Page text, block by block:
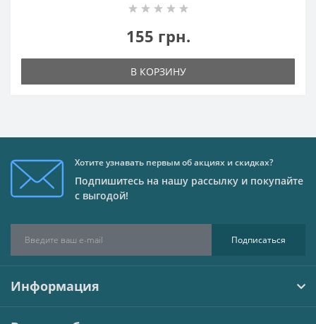
155 грн.
В КОРЗИНУ
Хотите узнавать первым об акциях и скидках?
Подпишитесь на нашу рассылку и покупайте
с выгодой!
Подписаться
Информация